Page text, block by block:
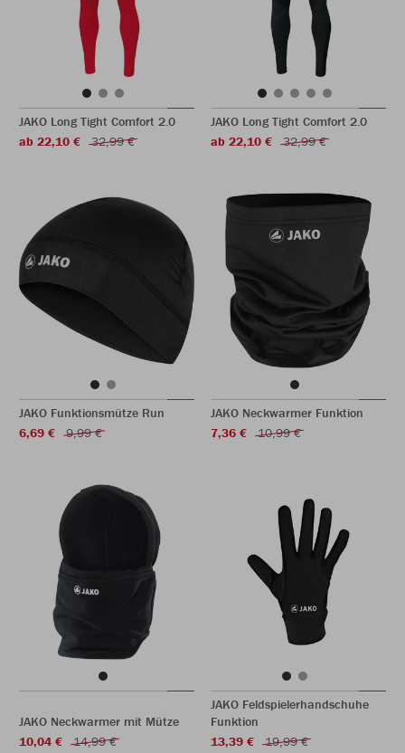
JAKO Long Tight Comfort 2.0
ab 22,10 €
32,99 €
JAKO Long Tight Comfort 2.0
ab 22,10 €
32,99 €
JAKO Funktionsmütze Run
6,69 €
9,99 €
JAKO Neckwarmer Funktion
7,36 €
10,99 €
JAKO Neckwarmer mit Mütze
10,04 €
14,99 €
JAKO Feldspielerhandschuhe
Funktion
13,39 €
19,99 €